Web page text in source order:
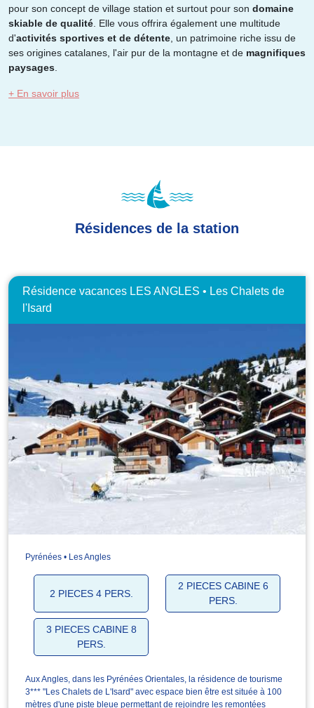
pour son concept de village station et surtout pour son domaine
skiable de qualité . Elle vous offrira également une multitude
d'activités sportives et de détente , un patrimoine riche issu de
ses origines catalanes, l'air pur de la montagne et de magnifiques
paysages
+ En savoir plus
Résidences de la station
Résidence vacances LES ANGLES • Les Chalets de
l'Isard
Pyrénées • Les Angles
2 PIECES 4 PERS.
2 PIECES CABINE 6
PERS.
3 PIECES CABINE 8
PERS.
Aux Angles, dans les Pyrénées Orientales, la résidence de tourisme
3*** "Les Chalets de L'Isard" avec espace bien être est située à 100
mètres d'une piste bleue permettant de rejoindre les remontées